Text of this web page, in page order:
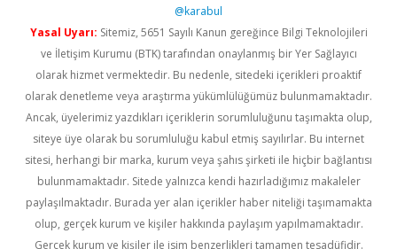
@karabul
Yasal Uyarı: Sitemiz, 5651 Sayılı Kanun gereğince Bilgi Teknolojileri
ve İletişim Kurumu (BTK) tarafından onaylanmış bir Yer Sağlayıcı
olarak hizmet vermektedir. Bu nedenle, sitedeki içerikleri proaktif
olarak denetleme veya araştırma yükümlülüğümüz bulunmamaktadır.
Ancak, üyelerimiz yazdıkları içeriklerin sorumluluğunu taşımakta olup,
siteye üye olarak bu sorumluluğu kabul etmiş sayılırlar. Bu internet
sitesi, herhangi bir marka, kurum veya şahıs şirketi ile hiçbir bağlantısı
bulunmamaktadır. Sitede yalnızca kendi hazırladığımız makaleler
paylaşılmaktadır. Burada yer alan içerikler haber niteliği taşımamakta
olup, gerçek kurum ve kişiler hakkında paylaşım yapılmamaktadır.
Gerçek kurum ve kişiler ile isim benzerlikleri tamamen tesadüfidir.